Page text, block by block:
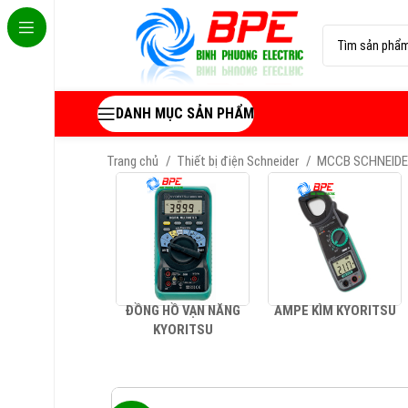
DANH MỤC SẢN PHẨM
Trang chủ Thiết bị điện Schneider MCCB
ĐỒNG HỒ VẠN NĂNG
KYORITSU
AMPE KÌM KYORITSU